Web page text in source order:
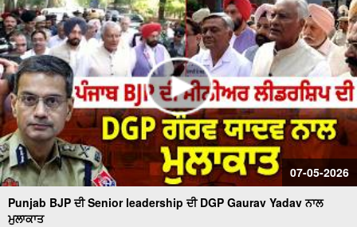
07-05-2026
Punjab BJP ਦੀ Senior leadership ਦੀ DGP Gaurav Yadav ਨਾਲ
ਮੁਲਾਕਾਤ